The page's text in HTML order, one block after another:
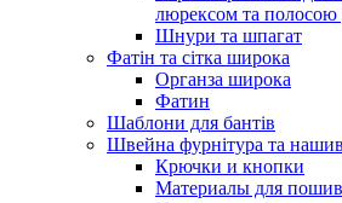
люрексом та полосою
Шнури та шпагат
Фатін та сітка широка
Органза широка
Фатин
Шаблони для бантів
Швейна фурнітура та
Крючки и кнопки
Материалы для